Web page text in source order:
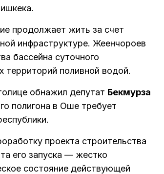
продолжает жить за счет
инфраструктуре. Жеенчороев
бассейна суточного
территорий поливной водой.
обнажил депутат Бекмурза
полигона в Оше требует
проекта строительства
его запуска — жестко
состояние действующей